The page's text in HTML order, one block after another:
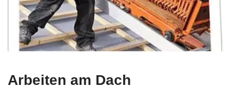
Arbeiten am Dach